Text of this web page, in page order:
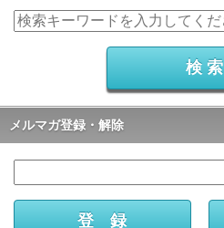
メルマガ登録・解除